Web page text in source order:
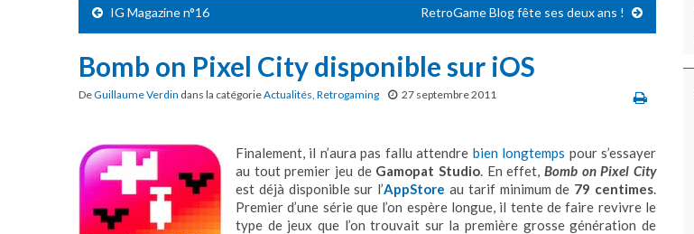
IG Magazine n°16 RetroGame Blog fête ses deux ans !
Bomb on Pixel City disponible sur iOS
DeGuillaume Verdin dans la catégorieActualités, Retrogaming 27 septembre 2011
Finalement, il n’aura pas fallu attendre bien longtemps pour s’essayer
au tout premier jeu de Gamopat Studio. En effet,Bomb on Pixel City
est déjà disponible sur l’AppStore au tarif minimum de 79 centimes.
Premier d’une série que l’on espère longue, il tente de faire revivre le
type de jeux que l’on trouvait sur la première grosse génération de